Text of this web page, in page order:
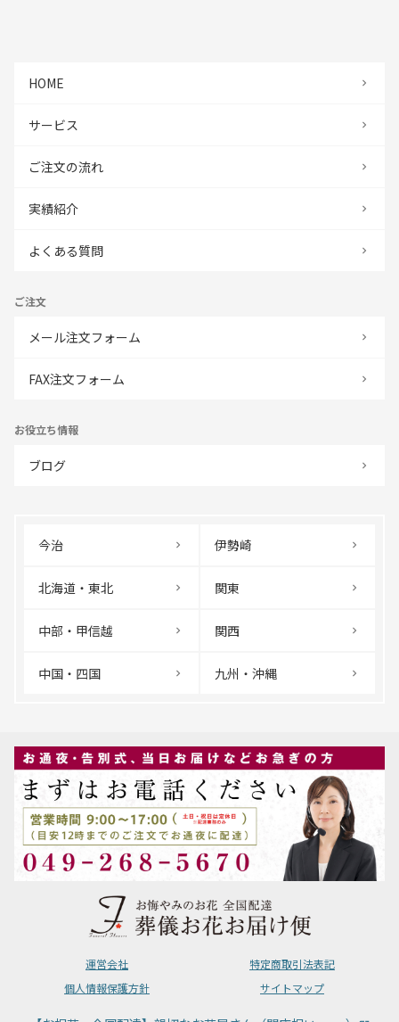
HOME
サービス
ご注文の流れ
実績紹介
よくある質問
ご注文
メール注文フォーム
FAX注文フォーム
お役立ち情報
ブログ
今治 伊勢崎
北海道・東北 関東
中部・甲信越 関西
中国・四国 九州・沖縄
運営会社
特定商取引法表記
個人情報保護方針
サイトマップ